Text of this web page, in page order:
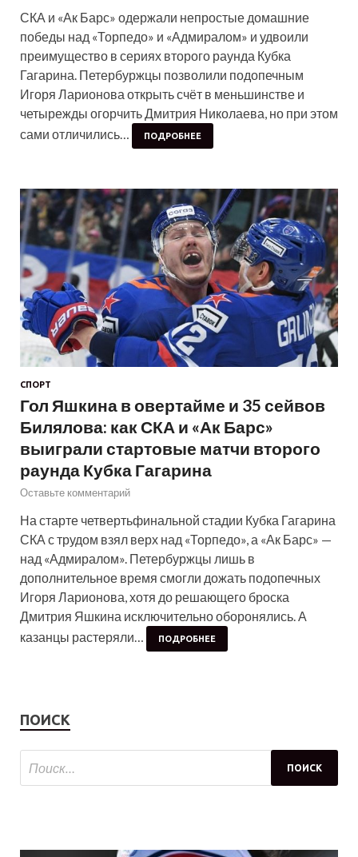
СКА и «Ак Барс» одержали непростые домашние
победы над «Торпедо» и «Адмиралом» и удвоили
преимущество в сериях второго раунда Кубка
Гагарина. Петербуржцы позволили подопечным
Игоря Ларионова открыть счёт в меньшинстве и
четырежды огорчить Дмитрия Николаева, но при этом
сами отличились…
ПОДРОБНЕЕ
СПОРТ
Гол Яшкина в овертайме и 35 сейвов
Билялова: как СКА и «Ак Барс»
выиграли стартовые матчи второго
раунда Кубка Гагарина
Оставьте комментарий
На старте четвертьфинальной стадии Кубка Гагарина
СКА с трудом взял верх над «Торпедо», а «Ак Барс» —
над «Адмиралом». Петербуржцы лишь в
дополнительное время смогли дожать подопечных
Игоря Ларионова, хотя до решающего броска
Дмитрия Яшкина исключительно оборонялись. А
казанцы растеряли…
ПОДРОБНЕЕ
ПОИСК